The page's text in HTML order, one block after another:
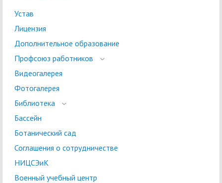
Устав
Лицензия
Дополнительное образование
Профсоюз работников
Видеогалерея
Фотогалерея
Библиотека
Бассейн
Ботанический сад
Соглашения о сотрудничестве
НИЦСЭиК
Военный учебный центр